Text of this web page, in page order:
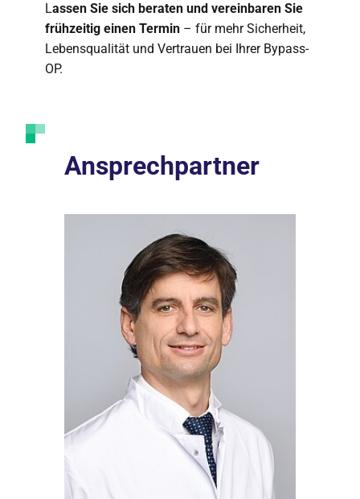
Lassen Sie sich beraten und vereinbaren Sie
frühzeitig einen Termin – für mehr Sicherheit,
Lebensqualität und Vertrauen bei Ihrer Bypass-
OP.
Ansprechpartner